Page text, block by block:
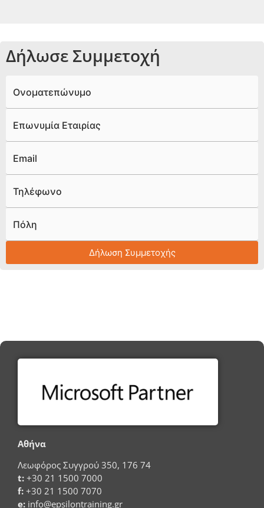
Δήλωσε Συμμετοχή
Ονοματεπώνυμο
Επωνυμία Εταιρίας
Email
Τηλέφωνο
Πόλη
Δήλωση Συμμετοχής
Αθήνα
Λεωφόρος Συγγρού 350, 176 74
t: +30 21 1500 7000
f: +30 21 1500 7070
e: info@epsilontraining.gr